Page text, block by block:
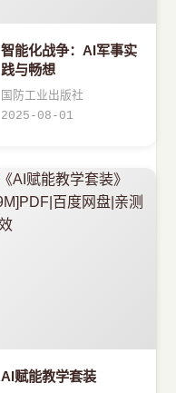
智能化战争：AI军事实
践与畅想
国防工业出版社
2025-08-01
AI赋能教学套装